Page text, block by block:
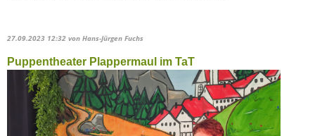
27.09.2023 12:32 von Hans-Jürgen Fuchs
Puppentheater Plappermaul im TaT